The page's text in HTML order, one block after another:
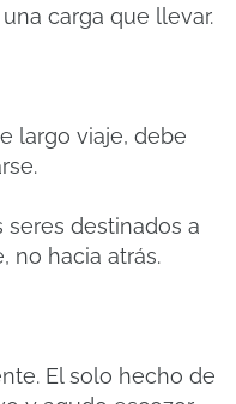
carga que llevar.
largo viaje, debe
destinados a
no hacia atrás.
El solo hecho de